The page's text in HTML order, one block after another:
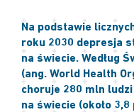
Na podstawie
roku 2030 depresja
na świecie. Według
(ang. World Health
choruje 280 mln ludzi
na świecie (około